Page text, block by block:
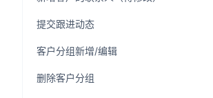
提交跟进动态
客户分组新增/编辑
删除客户分组